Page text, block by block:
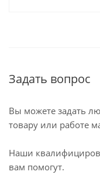
Задать вопрос
Вы можете задать
товару или работе
Наши
вам помогут.